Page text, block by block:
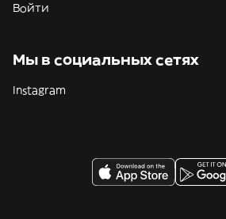
Войти
Мы в социальных сетях
Instagram